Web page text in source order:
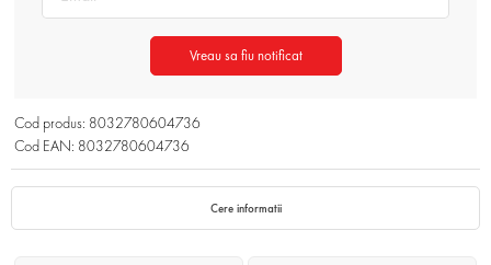
Vreau sa fiu notificat
Cod produs: 8032780604736
Cod EAN: 8032780604736
Cere informatii